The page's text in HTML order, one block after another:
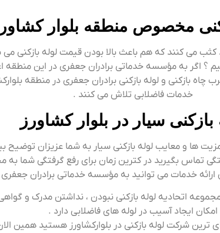
مخصوص منطقه بلوار
کثب می کنند که هم باعث بالا بودن قیمت لوله
؟ اگر به مؤسسه خدماتی برادران جعفری در این منطقه
بازکنی و لوله بازکنی برادران جعفری در منطقه
خدمات فاضلابی تلاش می کنند .
بازکنی سیار در بلوار کشاورز
ها و معایب لوله بازکنی سیار به شما عزیزان توضیح
تماس بگیرید در کترین زمان برای رفع گرفتگی شما
ارائه خدمات می توانید به مؤسسه خدماتی برادران جعفری
اتحادیه لوله بازکنی نبودن ، نداشتن مدرک و گواهی
امکان ایجاد آسیب در لوله های فاضلابی دارد .
ترین شرکت لوله بازکنی در بلوارکشاورز هستید همین